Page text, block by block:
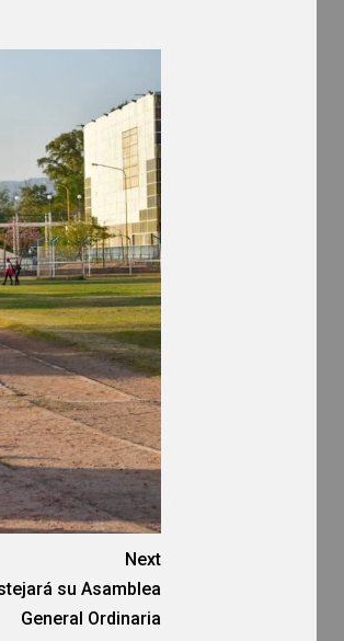
Next
su Asamblea
General Ordinaria